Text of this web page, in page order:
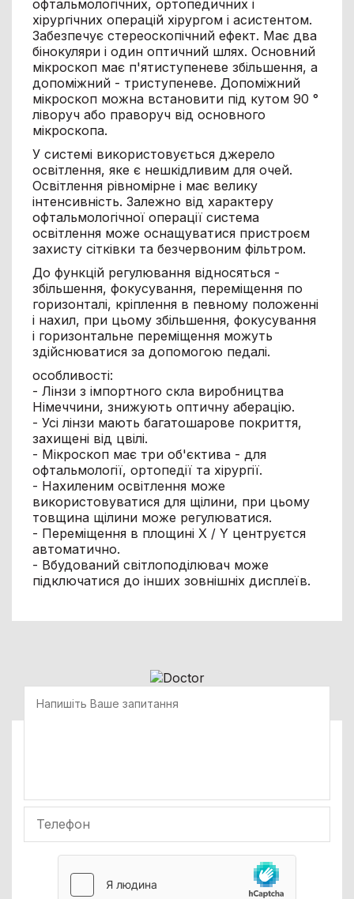
офтальмологічних, ортопедичних і
хірургічних операцій хірургом і асистентом.
Забезпечує стереоскопічний ефект. Має два
бінокуляри і один оптичний шлях. Основний
мікроскоп має п'ятиступеневе збільшення, а
допоміжний - триступеневе. Допоміжний
мікроскоп можна встановити під кутом 90 °
ліворуч або праворуч від основного
мікроскопа.
У системі використовується джерело
освітлення, яке є нешкідливим для очей.
Освітлення рівномірне і має велику
інтенсивність. Залежно від характеру
офтальмологічної операції система
освітлення може оснащуватися пристроєм
захисту сітківки та безчервоним фільтром.
До функцій регулювання відносяться -
збільшення, фокусування, переміщення по
горизонталі, кріплення в певному положенні
і нахил, при цьому збільшення, фокусування
і горизонтальне переміщення можуть
здійснюватися за допомогою педалі.
особливості:
- Лінзи з імпортного скла виробництва
Німеччини, знижують оптичну аберацію.
- Усі лінзи мають багатошарове покриття,
захищені від цвілі.
- Мікроскоп має три об'єктива - для
офтальмології, ортопедії та хірургії.
- Нахиленим освітлення може
використовуватися для щілини, при цьому
товщина щілини може регулюватися.
- Переміщення в площині Х / Y центруєтся
автоматично.
- Вбудований світлоподілювач може
підключатися до інших зовнішніх дисплеїв.